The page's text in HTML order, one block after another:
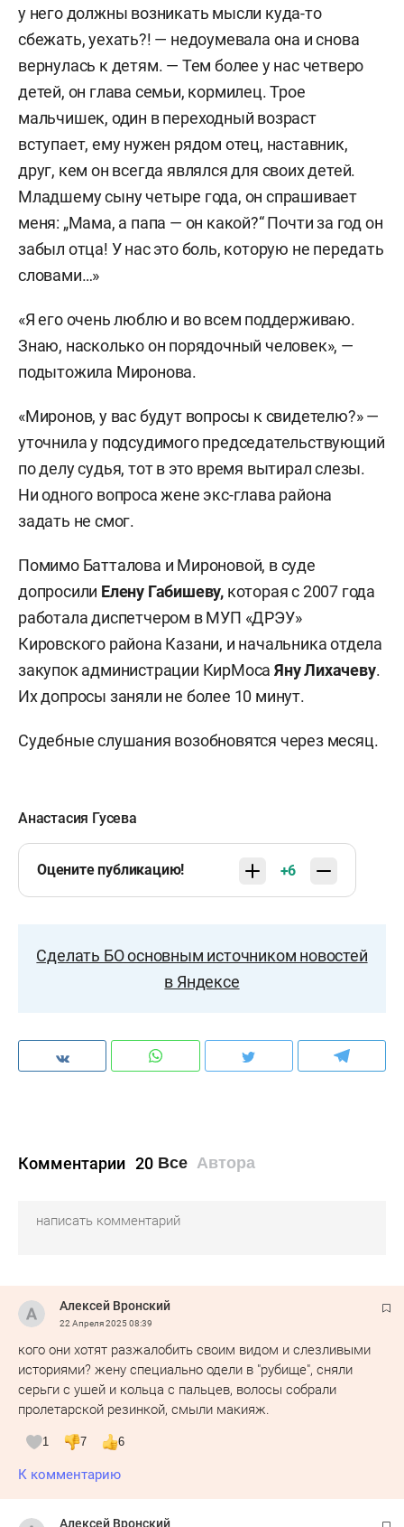
у него должны возникать мысли куда-то
сбежать, уехать?! — недоумевала она и снова
вернулась к детям. — Тем более у нас четверо
детей, он глава семьи, кормилец. Трое
мальчишек, один в переходный возраст
вступает, ему нужен рядом отец, наставник,
друг, кем он всегда являлся для своих детей.
Младшему сыну четыре года, он спрашивает
меня: „Мама, а папа — он какой?“ Почти за год он
забыл отца! У нас это боль, которую не передать
словами…»
«Я его очень люблю и во всем поддерживаю.
Знаю, насколько он порядочный человек», —
подытожила Миронова.
«Миронов, у вас будут вопросы к свидетелю?» —
уточнила у подсудимого председательствующий
по делу судья, тот в это время вытирал слезы.
Ни одного вопроса жене экс-глава района
задать не смог.
Помимо Батталова и Мироновой, в суде
допросили Елену Габишеву, которая с 2007 года
работала диспетчером в МУП «ДРЭУ»
Кировского района Казани, и начальника отдела
закупок администрации КирМоса Яну Лихачеву.
Их допросы заняли не более 10 минут.
Судебные слушания возобновятся через месяц.
Анастасия Гусева
Оцените публикацию! +6
Сделать БО основным источником новостей
в Яндексе
Комментарии 20 Все Автора
Алексей Вронский
22 Апреля 202508:39
кого они хотят разжалобить своим видом и слезливыми
историями? жену специально одели в "рубище", сняли
серьги с ушей и кольца с пальцев, волосы собрали
пролетарской резинкой, смыли макияж.
1 7 6
К комментарию
Алексей Вронский